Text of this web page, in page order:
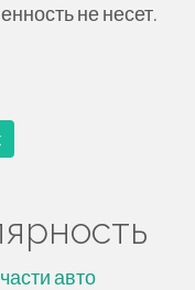
не несет.
авто